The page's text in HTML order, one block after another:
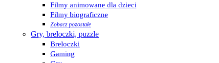
Filmy animowane dla dzieci
Filmy biograficzne
Zobacz pozostałe
Gry, breloczki, puzzle
Breloczki
Gaming